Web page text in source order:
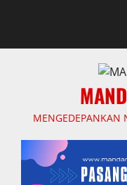
MENGEDEPANKAN